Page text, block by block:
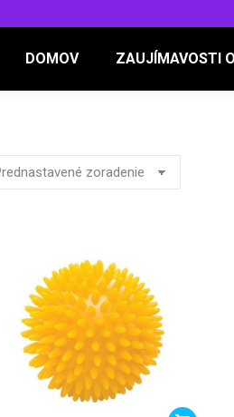
DOMOV ZAUJÍMAVOSTI